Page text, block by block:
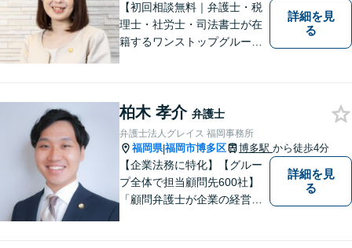
【初回相談無料｜弁護士・税
理士・社労士・司法書士が在
籍するワンストップグルー
等複数士業の知識が必要な案
件を一括して対応。九州トッ
プクラスの豊富な実績。
詳細を見
る
柏木 孝介 弁護士
弁護士法人グレイス 福岡事務所
福岡県|福岡市博多区 博多駅 から徒歩4分
【企業法務に特化】【グルー
プ全体で担当顧問先600社】
「顧問弁護士が企業の経営者
詳細を見
る